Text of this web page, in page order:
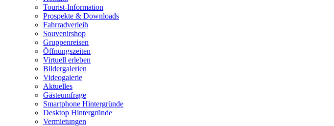
Tourist-Information
Prospekte & Downloads
Fahrradverleih
Souvenirshop
Gruppenreisen
Öffnungszeiten
Virtuell erleben
Bildergalerien
Videogalerie
Aktuelles
Gästeumfrage
Smartphone Hintergründe
Desktop Hintergründe
Vermietungen